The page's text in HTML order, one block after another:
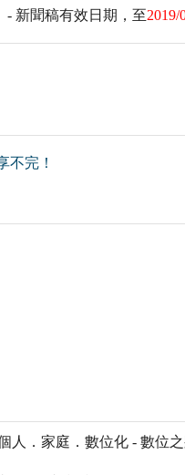
- 新聞稿有效日期，至2019/
不完！
人．家庭．數位化 - 數位